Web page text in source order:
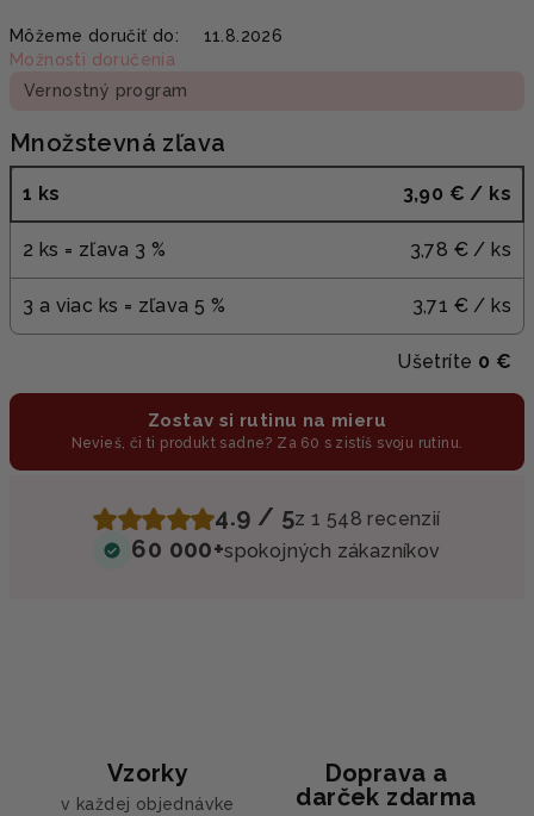
cena:
Môžeme doručiť do:
11.8.2026
Možnosti doručenia
Vernostný program
Množstevná zľava
1 ks 3,90 € / ks
2 ks = zľava 3 % 3,78 € / ks
3 a viac ks = zľava 5 % 3,71 € / ks
Ušetríte 0 €
Zostav si rutinu na mieru
Nevieš, či ti produkt sadne? Za 60 s zistíš svoju rutinu.
4.9 / 5z 1 548 recenzií
60 000+spokojných zákazníkov
Vzorky
v každej objednávke
Doprava a
darček zdarma